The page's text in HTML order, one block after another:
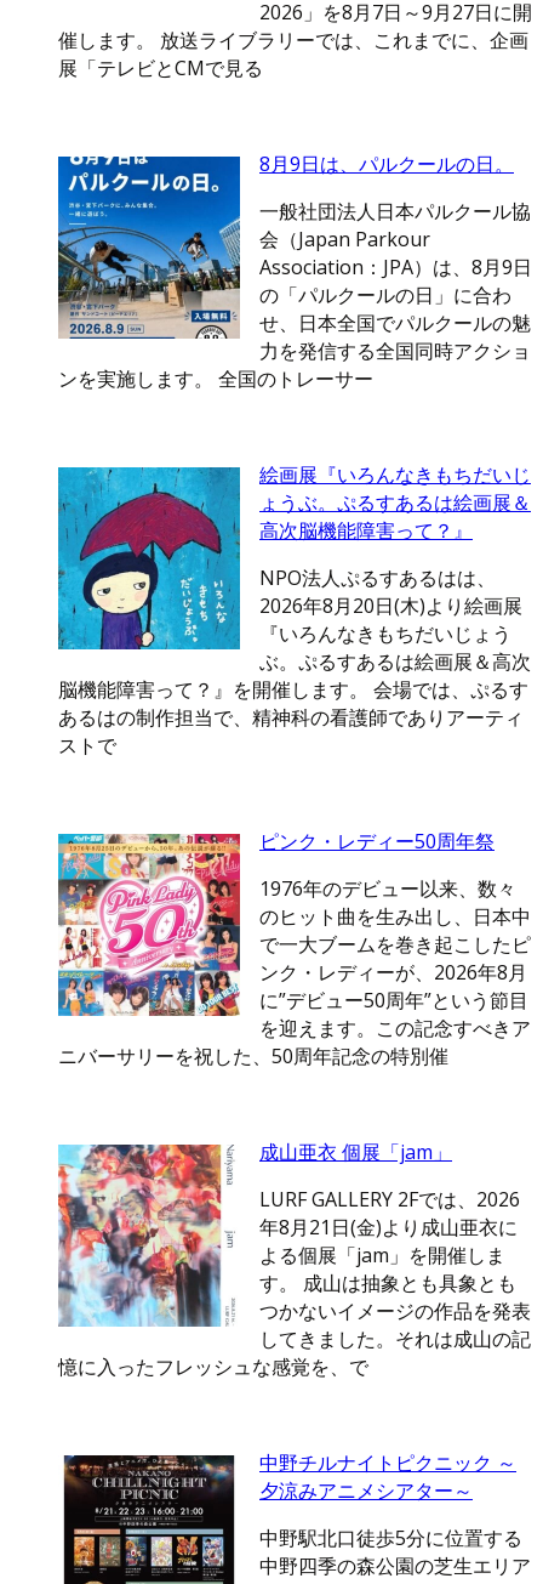
2026」を8月7日～9月27日に開
催します。 放送ライブラリーでは、これまでに、企画
展「テレビとCMで見る
8月9日は、パルクールの日。
一般社団法人日本パルクール協
会（Japan Parkour
Association：JPA）は、8月9日
の「パルクールの日」に合わ
せ、日本全国でパルクールの魅
力を発信する全国同時アクショ
ンを実施します。 全国のトレーサー
絵画展『いろんなきもちだいじ
ょうぶ。ぷるすあるは絵画展＆
高次脳機能障害って？』
NPO法人ぷるすあるはは、
2026年8月20日(木)より絵画展
『いろんなきもちだいじょう
ぶ。ぷるすあるは絵画展＆高次
脳機能障害って？』を開催します。 会場では、ぷるす
あるはの制作担当で、精神科の看護師でありアーティ
ストで
ピンク・レディー50周年祭
1976年のデビュー以来、数々
のヒット曲を生み出し、日本中
で一大ブームを巻き起こしたピ
ンク・レディーが、2026年8月
に”デビュー50周年”という節目
を迎えます。この記念すべきア
ニバーサリーを祝した、50周年記念の特別催
成山亜衣 個展「jam」
LURF GALLERY 2Fでは、2026
年8月21日(金)より成山亜衣に
よる個展「jam」を開催しま
す。 成山は抽象とも具象とも
つかないイメージの作品を発表
してきました。それは成山の記
憶に入ったフレッシュな感覚を、で
中野チルナイトピクニック ～
夕涼みアニメシアター～
中野駅北口徒歩5分に位置する
中野四季の森公園の芝生エリア